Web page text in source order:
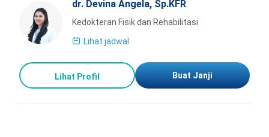
dr. Devina Angela, Sp.KFR
Kedokteran Fisik dan Rehabilitasi
Lihat jadwal
Lihat Profil Buat Janji